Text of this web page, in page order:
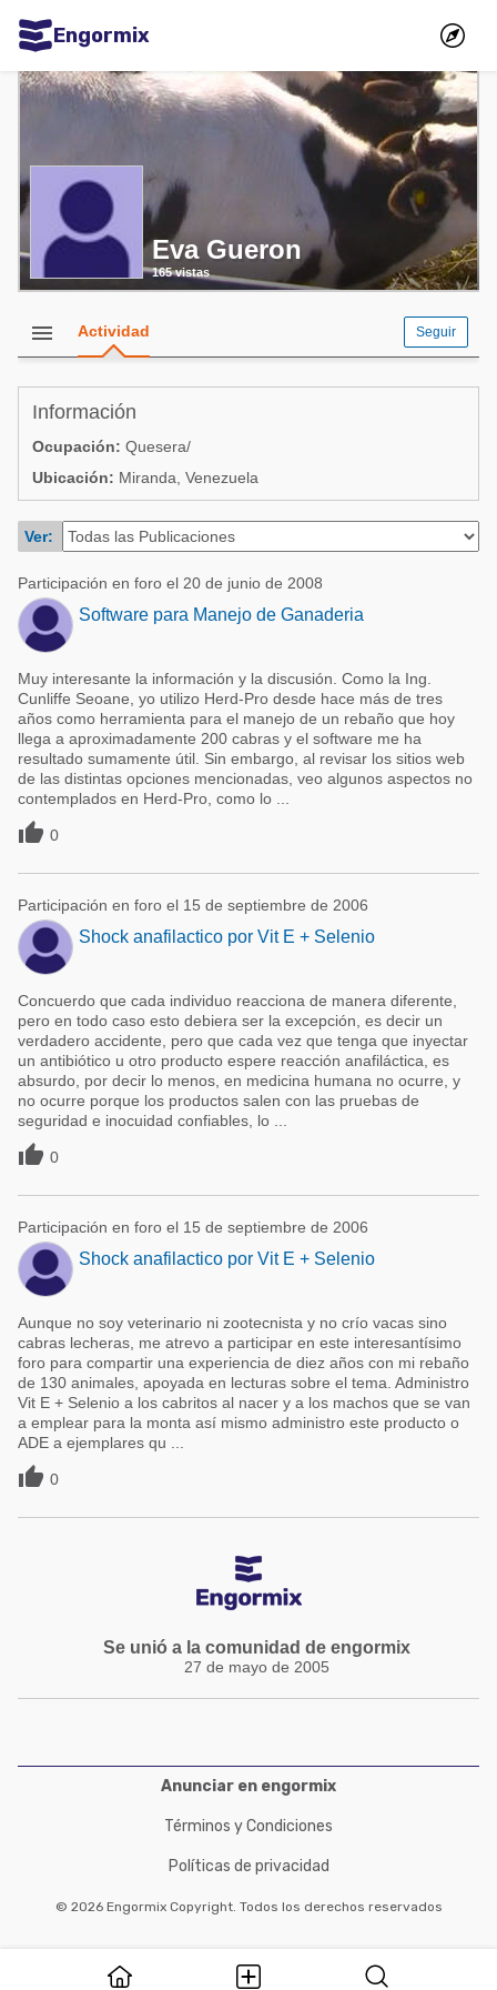
Engormix
Comunidades en español
Balanceados - Piensos
Avicultura
Ganadería
Lechería
Micotoxinas
Mascotas
Comunidades en inglés
Acuacultura
Micotoxinas
Avicultura
Porcicultura
Lechería
Balanceados - Piensos
Comunidades en portugués
Avicultura
Porcicultura
Ganadería
Lechería
Eva Gueron
165 vistas
menu Actividad Seguir
Información
Ocupación: Quesera/
Ubicación: Miranda, Venezuela
Ver:
Participación en foro el 20 de junio de 2008
Software para Manejo de Ganaderia
Muy interesante la información y la discusión. Como la Ing.
Cunliffe Seoane, yo utilizo Herd-Pro desde hace más de tres
años como herramienta para el manejo de un rebaño que hoy
llega a aproximadamente 200 cabras y el software me ha
resultado sumamente útil. Sin embargo, al revisar los sitios web
de las distintas opciones mencionadas, veo algunos aspectos no
contemplados en Herd-Pro, como lo ...
 0
Participación en foro el 15 de septiembre de 2006
Shock anafilactico por Vit E + Selenio
Concuerdo que cada individuo reacciona de manera diferente,
pero en todo caso esto debiera ser la excepción, es decir un
verdadero accidente, pero que cada vez que tenga que inyectar
un antibiótico u otro producto espere reacción anafiláctica, es
absurdo, por decir lo menos, en medicina humana no ocurre, y
no ocurre porque los productos salen con las pruebas de
seguridad e inocuidad confiables, lo ...
 0
Participación en foro el 15 de septiembre de 2006
Shock anafilactico por Vit E + Selenio
Aunque no soy veterinario ni zootecnista y no crío vacas sino
cabras lecheras, me atrevo a participar en este interesantísimo
foro para compartir una experiencia de diez años con mi rebaño
de 130 animales, apoyada en lecturas sobre el tema. Administro
Vit E + Selenio a los cabritos al nacer y a los machos que se van
a emplear para la monta así mismo administro este producto o
ADE a ejemplares qu ...
 0
Se unió a la comunidad de engormix
27 de mayo de 2005
Anunciar en engormix
Términos y Condiciones
Políticas de privacidad
© 2026 Engormix Copyright. Todos los derechos reservados